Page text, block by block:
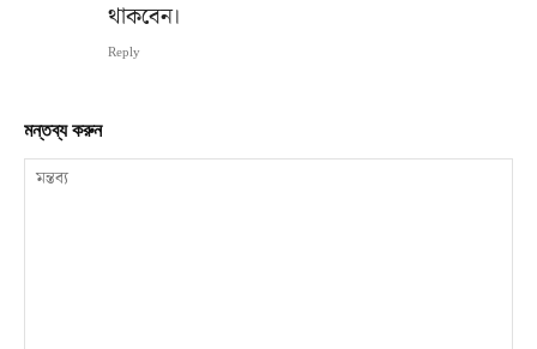
থাকবেন।
Reply
মন্তব্য করুন